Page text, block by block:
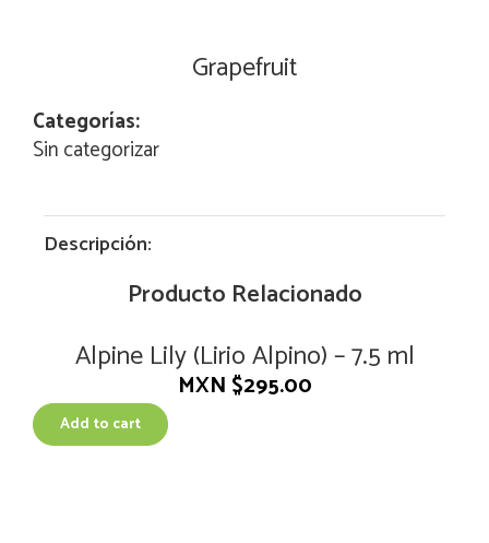
Grapefruit
Categorías:
Sin categorizar
Descripción:
Producto Relacionado
Alpine Lily (Lirio Alpino) – 7.5 ml
MXN $295.00
Add to cart